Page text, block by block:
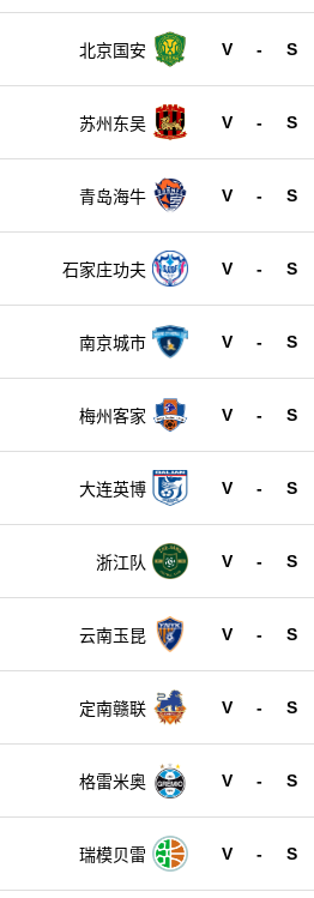
北京国安 V - S
苏州东吴 V - S
青岛海牛 V - S
石家庄功夫 V - S
南京城市 V - S
梅州客家 V - S
大连英博 V - S
浙江队 V - S
云南玉昆 V - S
定南赣联 V - S
格雷米奥 V - S
瑞模贝雷 V - S